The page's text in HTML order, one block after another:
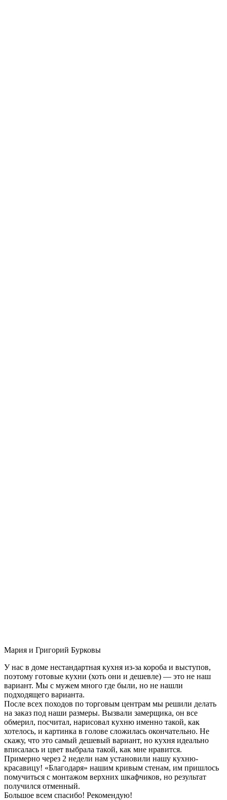
Мария и Григорий Бурковы
У нас в доме нестандартная кухня из-за короба и выступов,
поэтому готовые кухни (хоть они и дешевле) — это не наш
вариант. Мы с мужем много где были, но не нашли
подходящего варианта.
После всех походов по торговым центрам мы решили делать
на заказ под наши размеры. Вызвали замерщика, он все
обмерил, посчитал, нарисовал кухню именно такой, как
хотелось, и картинка в голове сложилась окончательно. Не
скажу, что это самый дешевый вариант, но кухня идеально
вписалась и цвет выбрала такой, как мне нравится.
Примерно через 2 недели нам установили нашу кухню-
красавицу! «Благодаря» нашим кривым стенам, им пришлось
помучиться с монтажом верхних шкафчиков, но результат
получился отменный.
Большое всем спасибо! Рекомендую!